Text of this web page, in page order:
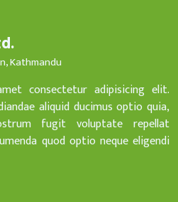
Kathmandu
consectetur adipisicing elit.
aliquid ducimus optio quia,
fugit voluptate repellat
quod optio neque eligendi